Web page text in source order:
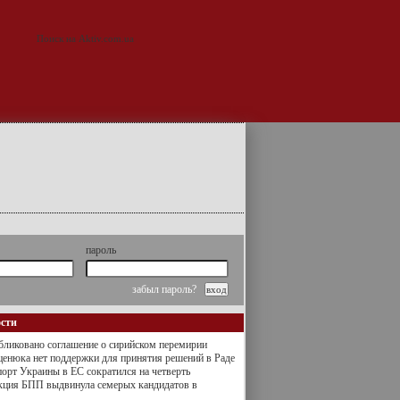
пароль
забыл пароль?
соглашение о сирийском перемирии
нет поддержки для принятия решений в Раде
Украины в ЕС сократился на четверть
БПП выдвинула семерых кандидатов в